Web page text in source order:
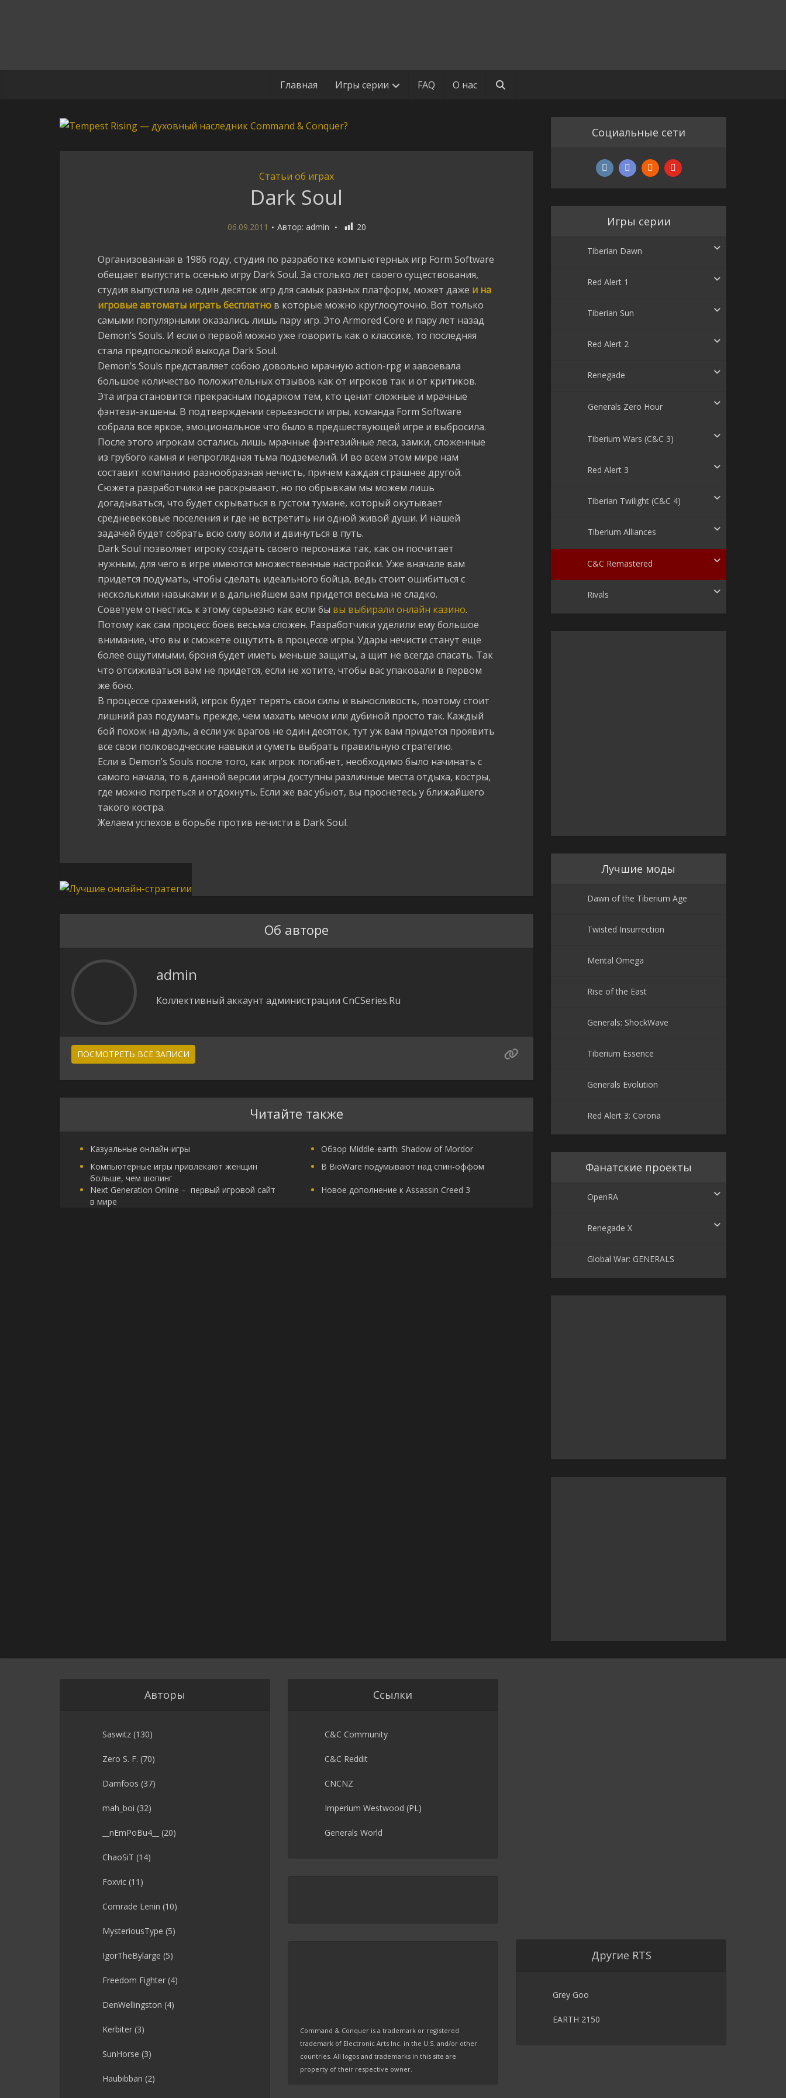
Главная Игры серии FAQ О нас
Статьи об играх
Dark Soul
06.09.2011 Автор: admin 20
Организованная в 1986 году, студия по разработке компьютерных игр Form Software
обещает выпустить осенью игру Dark Soul. За столько лет своего существования,
студия выпустила не один десяток игр для самых разных платформ, может даже и на
игровые автоматы играть бесплатно в которые можно круглосуточно. Вот только
самыми популярными оказались лишь пару игр. Это Armored Core и пару лет назад
Demon’s Souls. И если о первой можно уже говорить как о классике, то последняя
стала предпосылкой выхода Dark Soul.
Demon’s Souls представляет собою довольно мрачную action-rpg и завоевала
большое количество положительных отзывов как от игроков так и от критиков.
Эта игра становится прекрасным подарком тем, кто ценит сложные и мрачные
фэнтези-экшены. В подтверждении серьезности игры, команда Form Software
собрала все яркое, эмоциональное что было в предшествующей игре и выбросила.
После этого игрокам остались лишь мрачные фэнтезийные леса, замки, сложенные
из грубого камня и непроглядная тьма подземелий. И во всем этом мире нам
составит компанию разнообразная нечисть, причем каждая страшнее другой.
Сюжета разработчики не раскрывают, но по обрывкам мы можем лишь
догадываться, что будет скрываться в густом тумане, который окутывает
средневековые поселения и где не встретить ни одной живой души. И нашей
задачей будет собрать всю силу воли и двинуться в путь.
Dark Soul позволяет игроку создать своего персонажа так, как он посчитает
нужным, для чего в игре имеются множественные настройки. Уже вначале вам
придется подумать, чтобы сделать идеального бойца, ведь стоит ошибиться с
несколькими навыками и в дальнейшем вам придется весьма не сладко.
Советуем отнестись к этому серьезно как если бы вы выбирали онлайн казино.
Потому как сам процесс боев весьма сложен. Разработчики уделили ему большое
внимание, что вы и сможете ощутить в процессе игры. Удары нечисти станут еще
более ощутимыми, броня будет иметь меньше защиты, а щит не всегда спасать. Так
что отсиживаться вам не придется, если не хотите, чтобы вас упаковали в первом
же бою.
В процессе сражений, игрок будет терять свои силы и выносливость, поэтому стоит
лишний раз подумать прежде, чем махать мечом или дубиной просто так. Каждый
бой похож на дуэль, а если уж врагов не один десяток, тут уж вам придется проявить
все свои полководческие навыки и суметь выбрать правильную стратегию.
Если в Demon’s Souls после того, как игрок погибнет, необходимо было начинать с
самого начала, то в данной версии игры доступны различные места отдыха, костры,
где можно погреться и отдохнуть. Если же вас убьют, вы проснетесь у ближайшего
такого костра.
Желаем успехов в борьбе против нечисти в Dark Soul.
Об авторе
admin
Коллективный аккаунт администрации CnCSeries.Ru
ПОСМОТРЕТЬ ВСЕ ЗАПИСИ
Читайте также
Казуальные онлайн-игры
Обзор Middle-earth: Shadow of Mordor
Компьютерные игры привлекают женщин
больше, чем шопинг
В BioWare подумывают над спин-оффом
Next Generation Online – первый игровой сайт
в мире
Новое дополнение к Assassin Creed 3
Социальные сети
Игры серии
Tiberian Dawn
Red Alert 1
Tiberian Sun
Red Alert 2
Renegade
Generals Zero Hour
Tiberium Wars (C&C 3)
Red Alert 3
Tiberian Twilight (C&C 4)
Tiberium Alliances
C&C Remastered
Rivals
Лучшие моды
Dawn of the Tiberium Age
Twisted Insurrection
Mental Omega
Rise of the East
Generals: ShockWave
Tiberium Essence
Generals Evolution
Red Alert 3: Corona
Фанатские проекты
OpenRA
Renegade X
Global War: GENERALS
Авторы
Saswitz (130)
Zero S. F. (70)
Damfoos (37)
mah_boi (32)
__nEmPoBu4__ (20)
ChaoSiT (14)
Foxvic (11)
Comrade Lenin (10)
MysteriousType (5)
IgorTheBylarge (5)
Freedom Fighter (4)
DenWellingston (4)
Kerbiter (3)
SunHorse (3)
Haubibban (2)
Ссылки
C&C Community
C&C Reddit
CNCNZ
Imperium Westwood (PL)
Generals World
Command & Conquer is a trademark or registered
trademark of Electronic Arts Inc. in the U.S. and/or other
countries. All logos and trademarks in this site are
property of their respective owner.
Другие RTS
Grey Goo
EARTH 2150